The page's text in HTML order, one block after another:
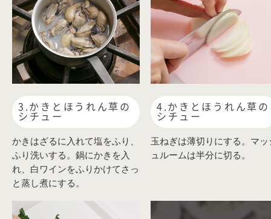
3.かきとほうれん草の
シチュー
かきはざるに入れて塩をふり、
ふり洗いする。鍋にかきを入
れ、白ワインをふりかけてさっ
と蒸し煮にする。
4.かきとほうれん草の
シチュー
玉ねぎは薄切りにする。マッ
ュルームは半分に切る。